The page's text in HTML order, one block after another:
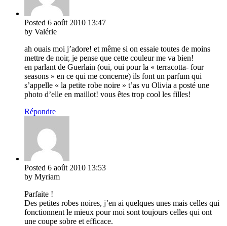
Posted 6 août 2010 13:47
by Valérie
ah ouais moi j’adore! et même si on essaie toutes de moins
mettre de noir, je pense que cette couleur me va bien!
en parlant de Guerlain (oui, oui pour la « terracotta- four
seasons » en ce qui me concerne) ils font un parfum qui
s’appelle « la petite robe noire » t’as vu Olivia a posté une
photo d’elle en maillot! vous êtes trop cool les filles!
Répondre
Posted 6 août 2010 13:53
by Myriam
Parfaite !
Des petites robes noires, j’en ai quelques unes mais celles qui
fonctionnent le mieux pour moi sont toujours celles qui ont
une coupe sobre et efficace.